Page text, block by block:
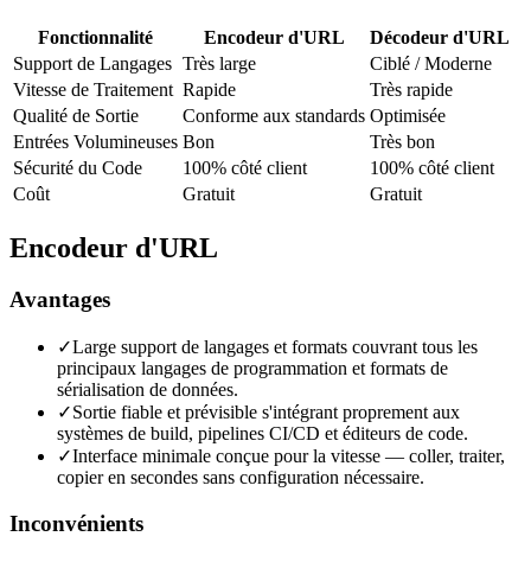
Fonctionnalité Encodeur d'URL
Décodeur d'URL
Support de Langages Très large
Ciblé / Moderne
Vitesse de Traitement Rapide
Très rapide
Qualité de Sortie
Conforme aux standards Optimisée
Entrées Volumineuses Bon
Très bon
Sécurité du Code
100% côté client
100% côté client
Coût
Gratuit Gratuit
Encodeur d'URL
Avantages
✓Large support de langages et formats couvrant tous les
principaux langages de programmation et formats de
sérialisation de données.
✓Sortie fiable et prévisible s'intégrant proprement aux
systèmes de build, pipelines CI/CD et éditeurs de code.
✓Interface minimale conçue pour la vitesse — coller, traiter,
copier en secondes sans configuration nécessaire.
Inconvénients